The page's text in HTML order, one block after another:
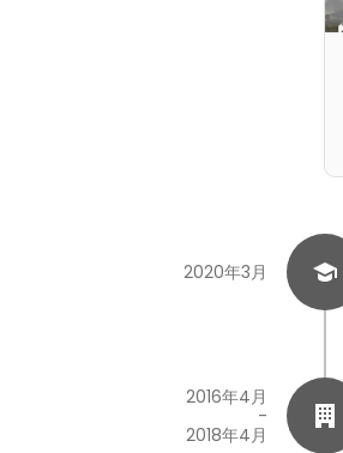
2020年3月
2016年4月
-
2018年4月